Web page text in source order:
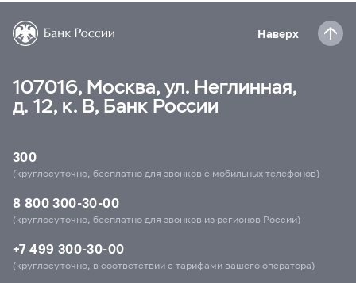
Наверх
107016, Москва, ул. Неглинная,
д. 12, к. В, Банк России
300
(круглосуточно, бесплатно для звонков с мобильных телефонов)
8 800 300-30-00
(круглосуточно, бесплатно для звонков из регионов России)
+7 499 300-30-00
(круглосуточно, в соответствии с тарифами вашего оператора)